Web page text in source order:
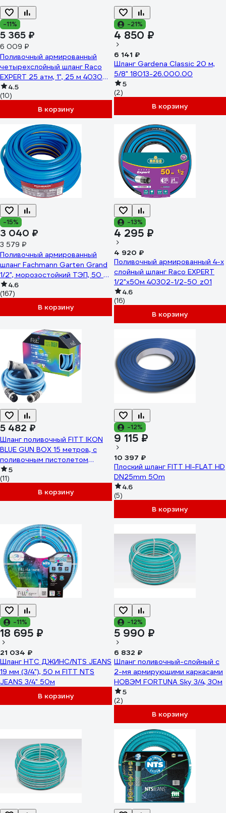
-11%
5 365 ₽
6 009 ₽
Поливочный армированный
четырехслойный шланг Raco
EXPERT 25 атм, 1", 25 м 40302-
1-25_z01
4.5
(10)
В корзину
-21%
4 850 ₽
6 141 ₽
Шланг Gardena Classic 20 м,
5/8" 18013-26.000.00
5
(2)
В корзину
-15%
3 040 ₽
3 579 ₽
Поливочный армированный
шланг Fachmann Garten Grand
1/2", морозостойкий ТЭП, 50 м,
3-х слойный, 12,5 мм 05.058
4.6
(167)
В корзину
-13%
4 295 ₽
4 920 ₽
Поливочный армированный 4-х
слойный шланг Raco EXPERT
1/2"x50м 40302-1/2-50_z01
4.6
(16)
В корзину
5 482 ₽
Шланг поливочный FITT IKON
BLUE GUN BOX 15 метров, с
поливочным пистолетом
74007.02915.59044
5
(11)
В корзину
-12%
9 115 ₽
10 397 ₽
Плоский шланг FITT НI-FLAT HD
DN25mm 50m
4.6
(5)
В корзину
-11%
18 695 ₽
21 034 ₽
Шланг НТС ДЖИНС/NTS JEANS
19 мм (3/4"), 50 м FITT NTS
JEANS 3/4" 50м
В корзину
-12%
5 990 ₽
6 832 ₽
Шланг поливочный-слойный с
2-мя армирующими каркасами
НОВЭМ FORTUNA Sky 3/4, 30м
5
(2)
В корзину